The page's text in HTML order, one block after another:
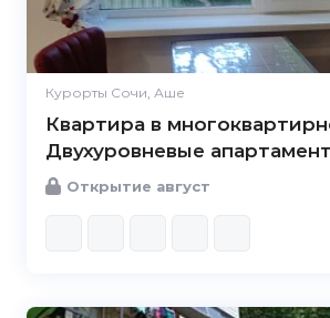
Курорты Сочи, Аше
Квартира в
Двухуровневые
Открытие август